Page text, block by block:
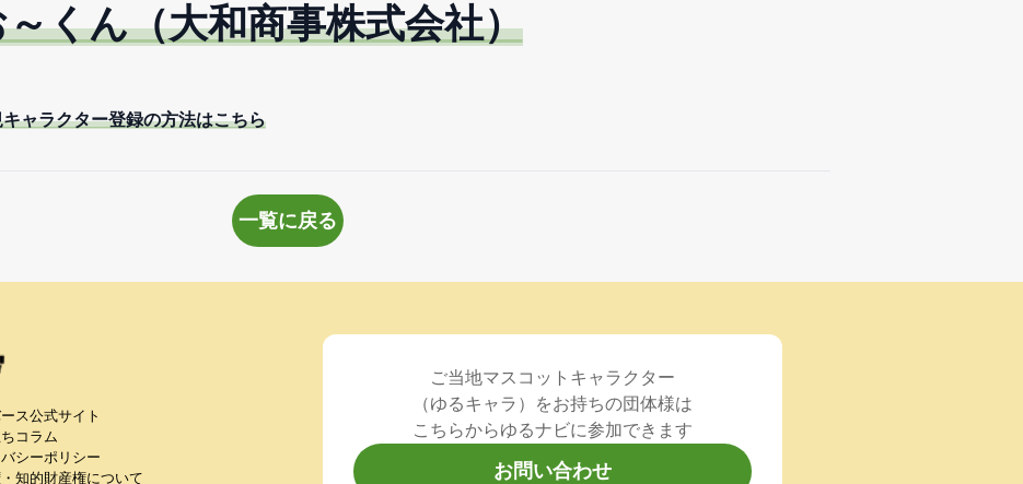
くん（大和商事株式会社）
ャラクター登録の方法はこちら
一覧に戻る
ス公式サイト
コラム
シーポリシー
知的財産権について
ご当地マスコットキャラクター
（ゆるキャラ）をお持ちの団体様は
こちらからゆるナビに参加できます
お問い合わせ